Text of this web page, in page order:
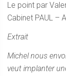
Le point par
Cabinet PAUL –
Extrait
Michel nous
veut implanter